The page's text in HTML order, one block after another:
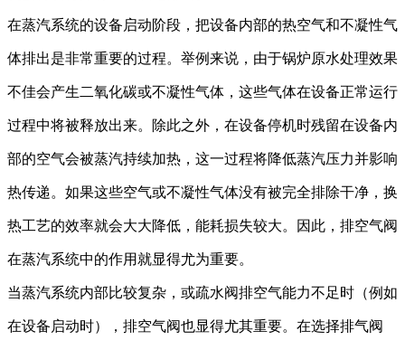
在蒸汽系统的设备启动阶段，把设备内部的热空气和不凝性气
体排出是非常重要的过程。举例来说，由于锅炉原水处理效果
不佳会产生二氧化碳或不凝性气体 ， 这些气体在设备正常运行
过程中将被释放出来。除此之外， 在设备停机时残留在设备内
部的空气会被蒸汽持续加热， 这一过程将降低蒸汽压力并影响
热传递。如果这些空气或不凝性气体没有被完全排除干净，换
热工艺的效率就会大大降低 ， 能耗损失较大。因此，排空气阀
在蒸汽系统中的作用 就显得尤为重要。
当蒸汽系统内部比较复杂，或疏水阀排空气能力不足时（例如
在设备启动时），排空气阀也显得尤其重要。在选择排气阀